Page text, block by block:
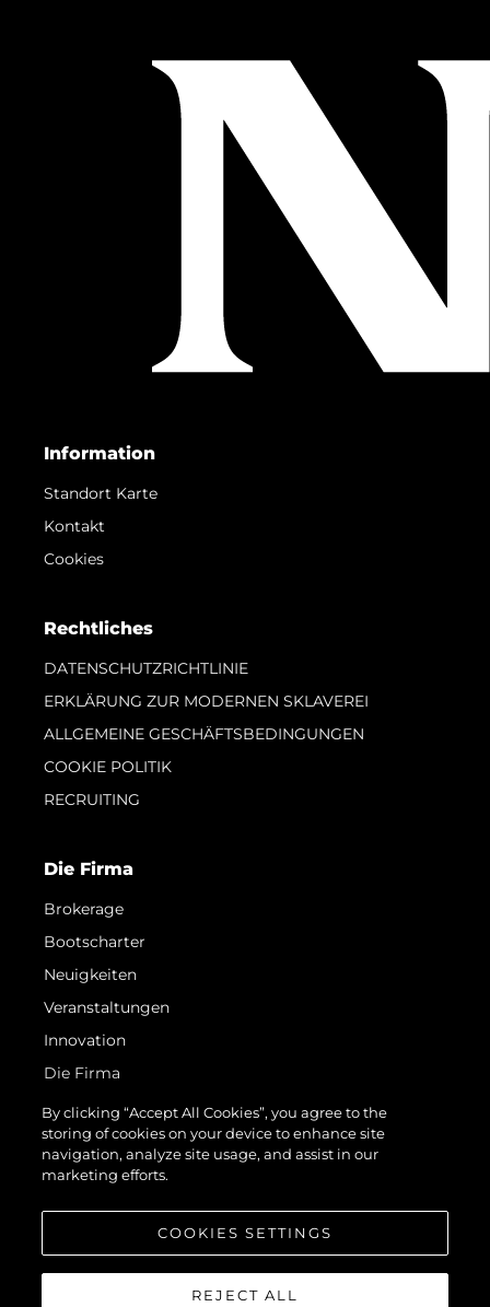
Information
Standort Karte
Kontakt
Cookies
Rechtliches
DATENSCHUTZRICHTLINIE
ERKLÄRUNG ZUR MODERNEN SKLAVEREI
ALLGEMEINE GESCHÄFTSBEDINGUNGEN
COOKIE POLITIK
RECRUITING
Die Firma
Brokerage
Bootscharter
Neuigkeiten
Veranstaltungen
Innovation
Die Firma
Das Team
Lifestyle
Geschichte
By clicking “Accept All Cookies”, you agree to the
storing of cookies on your device to enhance site
navigation, analyze site usage, and assist in our
marketing efforts.
COOKIES SETTINGS
REJECT ALL